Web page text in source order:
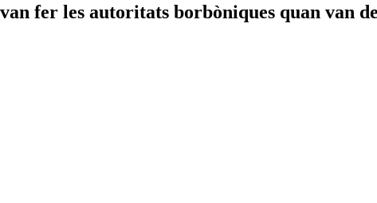
fer les autoritats borbòniques quan van